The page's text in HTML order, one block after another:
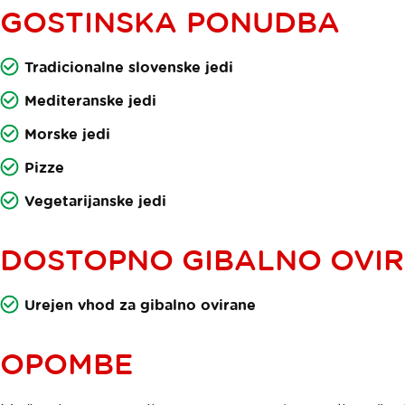
GOSTINSKA PONUDBA
Tradicionalne slovenske jedi
Mediteranske jedi
Morske jedi
Pizze
Vegetarijanske jedi
DOSTOPNO GIBALNO
Urejen vhod za gibalno ovirane
OPOMBE